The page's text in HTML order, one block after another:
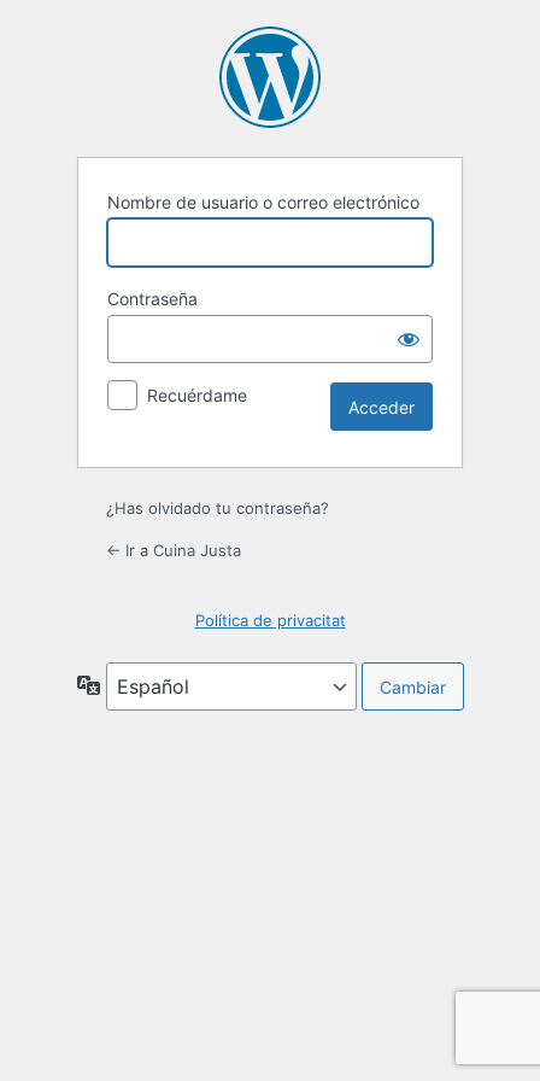
Nombre de usuario o correo electrónico
Contraseña
Recuérdame
¿Has olvidado tu contraseña?
← Ir a Cuina Justa
Política de privacitat
Idioma